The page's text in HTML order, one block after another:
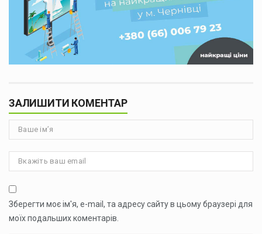
ЗАЛИШИТИ КОМЕНТАР
Зберегти моє ім'я, e-mail, та адресу сайту в цьому браузері для
моїх подальших коментарів.